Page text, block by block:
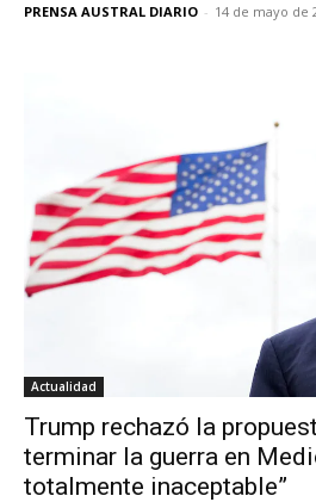
PRENSA AUSTRAL DIARIO - 14 de mayo de
Actualidad
Trump rechazó la
terminar la guerra en
totalmente inaceptable”